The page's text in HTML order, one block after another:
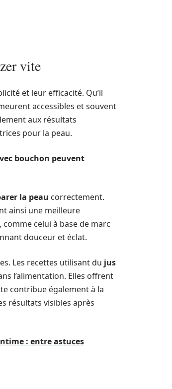
vite
et leur efficacité. Qu’il
accessibles et souvent
aux résultats
pour la peau.
bouchon peuvent
la peau correctement.
ainsi une meilleure
celui à base de marc
douceur et éclat.
Les recettes utilisant du jus
l’alimentation. Elles offrent
contribue également à la
résultats visibles après
: entre astuces